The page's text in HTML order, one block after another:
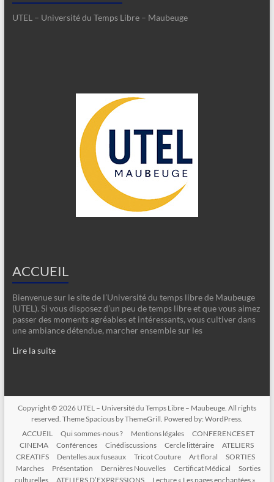
UTEL – Université du Temps Libre – Maubeuge
ACCUEIL
Bienvenue sur le site de l’Université du temps libre de Maubeuge
(UTEL). Si vous disposez d’un peu de temps libre et que vous aimez
passer des moments agréables et intéressants, vous cultiver dans
une ambiance détendue, marcher ensemble sur les
Lire la suite
Copyright © 2026 UTEL – Université du Temps Libre – Maubeuge. All rights
reserved. ThemeSpaciousby ThemeGrill. Powered by: WordPress.
ACCUEIL
Qui sommes-nous ? Mentions légales
CONFERENCES ET
CINEMA
Conférences Cinédiscussions Cercle littéraire
ATELIERS
CREATIFS
Dentelles aux fuseaux Tricot Couture Art floral
SORTIES
Marches
Présentation Dernières Nouvelles Certificat Médical
Sorties
culturelles
ATELIERS D’EXPRESSIONS Lecture « Les pages enchantées »